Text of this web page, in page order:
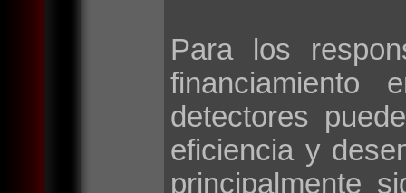
Para los
financiamiento
detectores
eficiencia y
principalmente